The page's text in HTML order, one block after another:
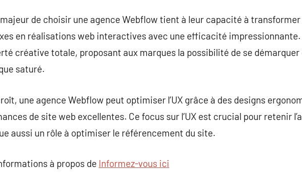
majeur de choisir une agence Webflow tient à leur capacité à
en réalisations web interactives avec une efficacité
créative totale, proposant aux marques la possibilité de se démarquer
saturé.
une agence Webflow peut optimiser l’UX grâce à des designs
de site web excellentes. Ce focus sur l’UX est crucial pour retenir
aussi un rôle à optimiser le référencement du site.
à propos de Informez-vous ici